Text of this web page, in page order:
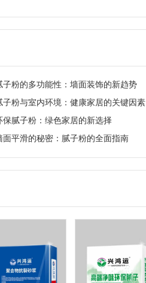
子粉的多功能性：墙面装饰的新趋势
子粉与室内环境：健康家居的关键因素
保腻子粉：绿色家居的新选择
面平滑的秘密：腻子粉的全面指南